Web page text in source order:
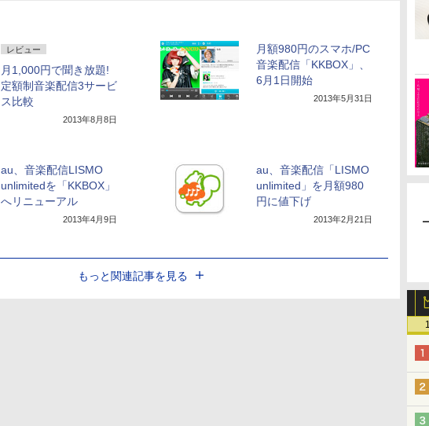
レビュー
月1,000円で聞き放題!
定額制音楽配信3サービ
ス比較
2013年8月8日
月額980円のスマホ/PC
音楽配信「KKBOX」、
6月1日開始
2013年5月31日
au、音楽配信LISMO
unlimitedを「KKBOX」
へリニューアル
2013年4月9日
au、音楽配信「LISMO
unlimited」を月額980
円に値下げ
2013年2月21日
もっと関連記事を見る